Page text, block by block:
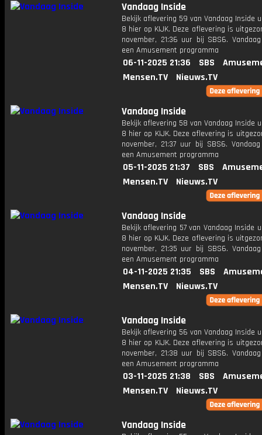
Vandaag Inside
Bekijk aflevering 59 van Vandaag Inside
8 hier op KIJK. Deze aflevering is
november, 21:36 uur bij SBS6.
een Amusement programma
06-11-2025 21:36 SBS
Mensen.TV
Nieuws.TV
Vandaag Inside
Bekijk aflevering 58 van Vandaag Inside
8 hier op KIJK. Deze aflevering is
november, 21:37 uur bij SBS6.
een Amusement programma
05-11-2025 21:37 SBS
Mensen.TV
Nieuws.TV
Vandaag Inside
Bekijk aflevering 57 van Vandaag Inside
8 hier op KIJK. Deze aflevering is
november, 21:35 uur bij SBS6.
een Amusement programma
04-11-2025 21:35 SBS
Mensen.TV
Nieuws.TV
Vandaag Inside
Bekijk aflevering 56 van Vandaag Inside
8 hier op KIJK. Deze aflevering is
november, 21:38 uur bij SBS6.
een Amusement programma
03-11-2025 21:38 SBS
Mensen.TV
Nieuws.TV
Vandaag Inside